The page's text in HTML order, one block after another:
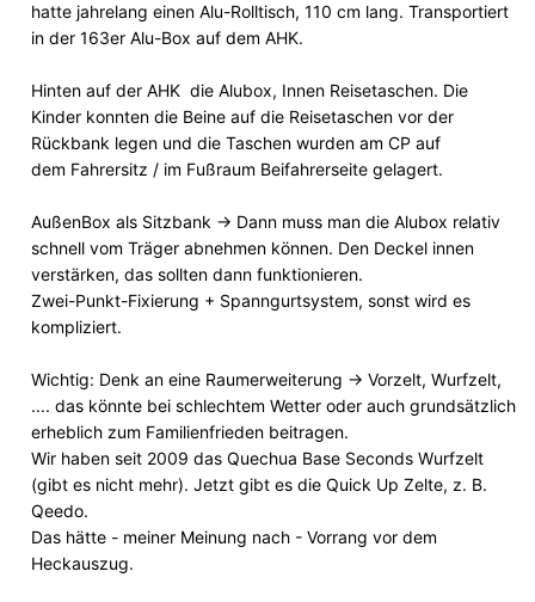
hatte jahrelang einen Alu-Rolltisch, 110 cm lang. Transportiert
in der 163er Alu-Box auf dem AHK.
Hinten auf der AHK die Alubox, Innen Reisetaschen. Die
Kinder konnten die Beine auf die Reisetaschen vor der
Rückbank legen und die Taschen wurden am CP auf
dem Fahrersitz / im Fußraum Beifahrerseite gelagert.
AußenBox als Sitzbank -> Dann muss man die Alubox relativ
schnell vom Träger abnehmen können. Den Deckel innen
verstärken, das sollten dann funktionieren.
Zwei-Punkt-Fixierung + Spanngurtsystem, sonst wird es
kompliziert.
Wichtig: Denk an eine Raumerweiterung -> Vorzelt, Wurfzelt,
.... das könnte bei schlechtem Wetter oder auch grundsätzlich
erheblich zum Familienfrieden beitragen.
Wir haben seit 2009 das Quechua Base Seconds Wurfzelt
(gibt es nicht mehr). Jetzt gibt es die Quick Up Zelte, z. B.
Qeedo.
Das hätte - meiner Meinung nach - Vorrang vor dem
Heckauszug.